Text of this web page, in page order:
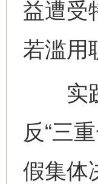
益遭受
若滥用
实践
反“三
假集体